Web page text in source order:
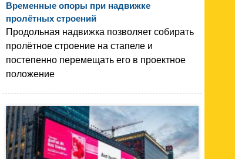
Временные опоры при надвижке
пролётных строений
Продольная надвижка позволяет собирать
пролётное строение на стапеле и
постепенно перемещать его в проектное
положение